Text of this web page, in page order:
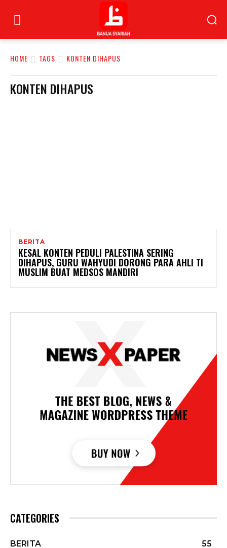
HOME TAGS KONTEN DIHAPUS
KONTEN DIHAPUS
BERITA
KESAL KONTEN PEDULI PALESTINA SERING
DIHAPUS, GURU WAHYUDI DORONG PARA AHLI TI
MUSLIM BUAT MEDSOS MANDIRI
CATEGORIES
BERITA
55